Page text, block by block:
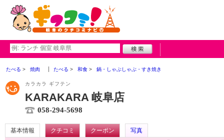
たべる 焼肉 たべる 和食 鍋・しゃぶしゃぶ・すき焼き
カラカラ ギフテン
KARAKARA 岐阜店
058-294-5698
基本情報 クチコミ クーポン
写真